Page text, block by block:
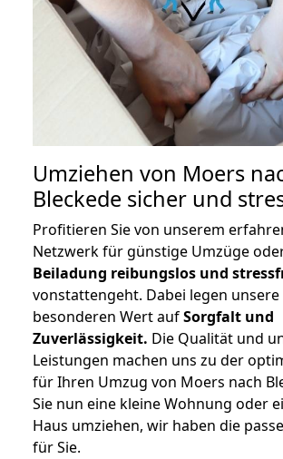
Umziehen von Moers
Bleckede sicher und
Profitieren Sie von unserem
Netzwerk für günstige Umzüge
Beiladung reibungslos und
vonstattengeht. Dabei legen
besonderen Wert aufSorgfalt und
Zuverlässigkeit. Die Qualität und
Leistungen machen uns zu der
für Ihren Umzug von Moers nach
Sie nun eine kleine Wohnung oder
Haus umziehen, wir haben die
für Sie.